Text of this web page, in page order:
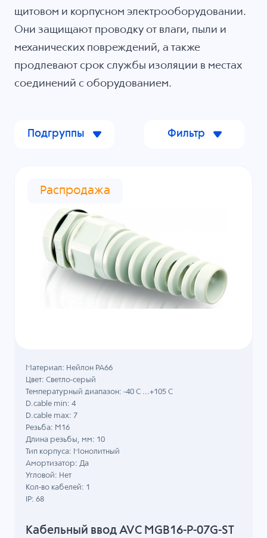
щитовом и корпусном электрооборудовании.
Они защищают проводку от влаги, пыли и
механических повреждений, а также
продлевают срок службы изоляции в местах
соединений с оборудованием.
Подгруппы Фильтр
Распродажа
Кабельный ввод AVC MGB16-P-07G-ST
Материал: Нейлон PA66
Цвет: Светло-серый
Температурный диапазон: -40 C ...+105 C
D.cable min: 4
D.cable max: 7
Резьба: M16
Длина резьбы, мм: 10
Тип корпуса: Монолитный
Амортизатор: Да
Угловой: Нет
Кол-во кабелей: 1
IP: 68